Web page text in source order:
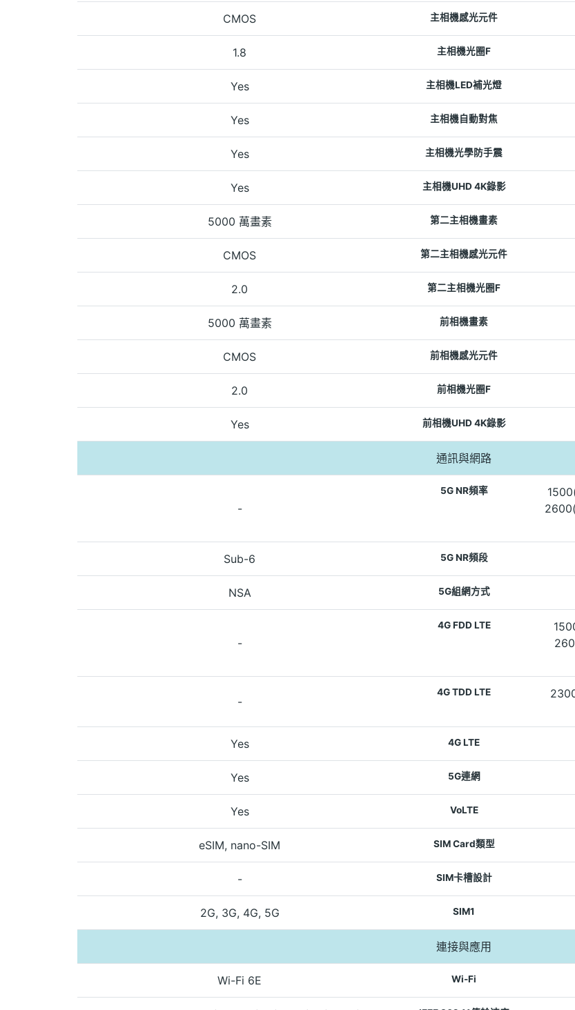
CMOS 主相機感光元件
1.8 主相機光圈F
Yes 主相機LED補光燈
Yes 主相機自動對焦
Yes 主相機光學防手震
Yes 主相機UHD 4K錄影
5000 萬畫素 第二主相機畫素
CMOS 第二主相機感光元件
2.0 第二主相機光圈F
5000 萬畫素 前相機畫素
CMOS 前相機感光元件
2.0 前相機光圈F
Yes 前相機UHD 4K錄影
通訊與網路
-
5G NR頻率
Sub-6 5G NR頻段
NSA 5G組網方式
-
4G FDD LTE
-
4G TDD LTE
Yes 4G LTE
Yes 5G連網
Yes VoLTE
eSIM, nano-SIM SIM Card類型
- SIM卡槽設計
2G, 3G, 4G, 5G SIM1
連接與應用
Wi-Fi 6E Wi-Fi